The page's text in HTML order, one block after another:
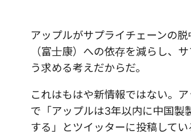
アップルがサプライチェーンの
（富士康）への依存を減らし、
う求める考えだからだ。
これはもはや新情報ではない。
で「アップルは3年以内に中国製
する」とツイッターに投稿してい